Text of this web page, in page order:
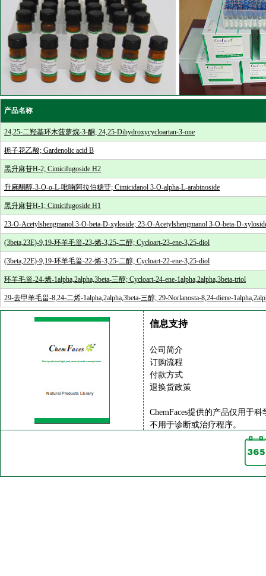
产品名称
24,25-二羟基环木菠萝烷-3-酮; 24,25-Dihydroxycycloartan-3-one
栀子花乙酸; Gardenolic acid B
黑升麻苷H-2; Cimicifugoside H2
升麻酮醇-3-O-α-L-吡喃阿拉伯糖苷; Cimicidanol 3-O-alpha-L-arabinoside
黑升麻苷H-1; Cimicifugoside H1
23-O-Acetylshengmanol 3-O-beta-D-xyloside; 23-O-Acetylshengmanol 3-O-beta-D-
(3beta,23E)-9,19-环羊毛甾-23-烯-3,25-二醇; Cycloart-23-ene-3,25-diol
(3beta,22E)-9,19-环羊毛甾-22-烯-3,25-二醇; Cycloart-22-ene-3,25-diol
环羊毛甾-24-烯-1alpha,2alpha,3beta-三醇; Cycloart-24-ene-1alpha,2alpha,3beta-triol
29-去甲羊毛甾-8,24-二烯-1alpha,2alpha,3beta-三醇; 29-Norlanosta-8,24-diene-
信息支持
公司简介
订购流程
付款方式
退换货政策
ChemFaces提供的产品仅用于
不用于诊断或治疗程序。